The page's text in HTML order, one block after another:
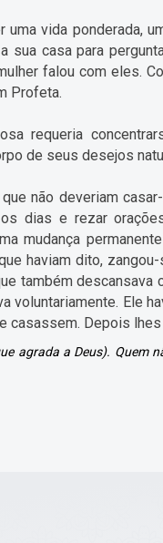
vida ponderada,
casa para
falou com eles.
Profeta.
requeria
de seus desejos
não deveriam
dias e rezar
mudança
haviam dito,
também
voluntariamente. Ele
casassem. Depois
agrada a Deus). Quem